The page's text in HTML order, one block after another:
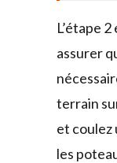
L’étape
assurer
terrain
et coulez
les